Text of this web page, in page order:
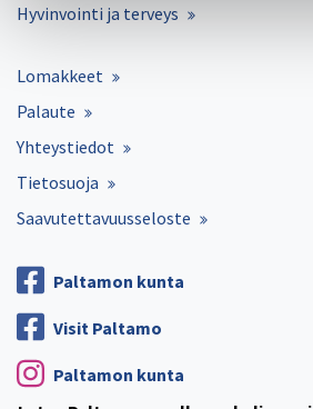
Hyvinvointi ja terveys
Lomakkeet
Palaute
Yhteystiedot
Tietosuoja
Saavutettavuusseloste
Paltamon kunta
Visit Paltamo
Paltamon kunta